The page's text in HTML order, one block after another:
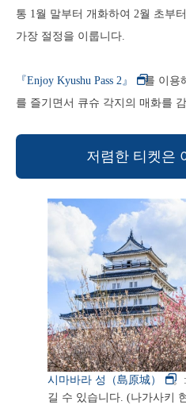
통 1월 말부터 개화하여 2월 초부
가장 절정을 이룹니다.
『Enjoy Kyushu Pass 2』
를 이용
를 즐기면서 큐슈 각지의 매화를
저렴한 티켓은
시마바라 성（島原城）
。
길 수 있습니다. (나가사키